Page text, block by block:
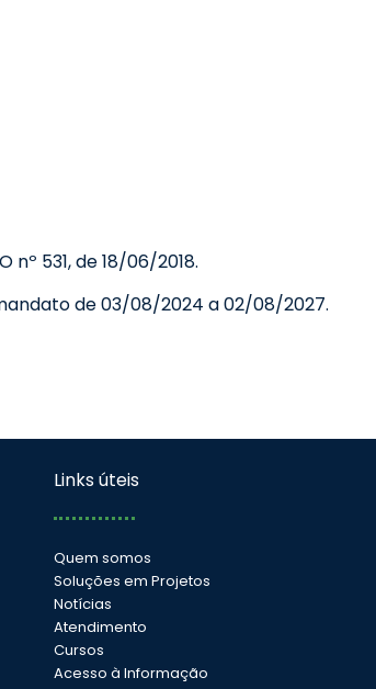
nº 531, de 18/06/2018.
de 03/08/2024 a 02/08/2027.
Links úteis
Quem somos
Soluções em Projetos
Notícias
Atendimento
Cursos
Acesso à Informação